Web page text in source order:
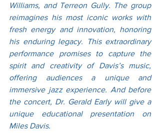
Williams, and Terreon Gully. The group
reimagines his most iconic works with
fresh energy and innovation, honoring
his enduring legacy. This extraordinary
performance promises to capture the
spirit and creativity of Davis’s music,
offering audiences a unique and
immersive jazz experience. And before
the concert, Dr. Gerald Early will give a
unique educational presentation on
Miles Davis.